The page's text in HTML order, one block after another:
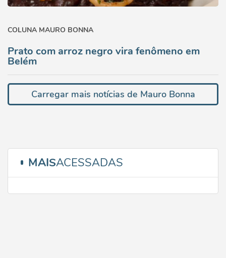
COLUNA MAURO BONNA
Prato com arroz negro vira fenômeno em
Belém
Carregar mais notícias de Mauro Bonna
MAISACESSADAS